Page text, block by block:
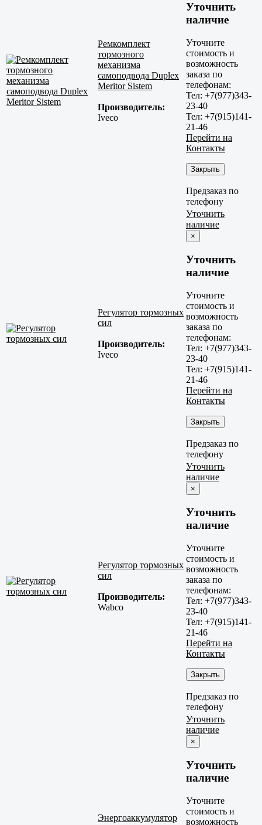
Ремкомплект
тормозного
механизма
самоподвода Duplex
Meritor Sistem
Производитель:
Iveco
Уточнить
наличие
Уточните
стоимость и
возможность
заказа по
телефонам:
Тел: +7(977)343-
23-40
Тел: +7(915)141-
21-46
Перейти на
Контакты
Закрыть
Предзаказ по
телефону
Регулятор тормозных
сил
Производитель:
Iveco
Уточнить
наличие
×
Уточнить
наличие
Уточните
стоимость и
возможность
заказа по
телефонам:
Тел: +7(977)343-
23-40
Тел: +7(915)141-
21-46
Перейти на
Контакты
Закрыть
Предзаказ по
телефону
Регулятор тормозных
сил
Производитель:
Wabco
Уточнить
наличие
×
Уточнить
наличие
Уточните
стоимость и
возможность
заказа по
телефонам:
Тел: +7(977)343-
23-40
Тел: +7(915)141-
21-46
Перейти на
Контакты
Закрыть
Предзаказ по
телефону
Энергоаккумулятор
Уточнить
наличие
×
Уточнить
наличие
Уточните
стоимость и
возможность